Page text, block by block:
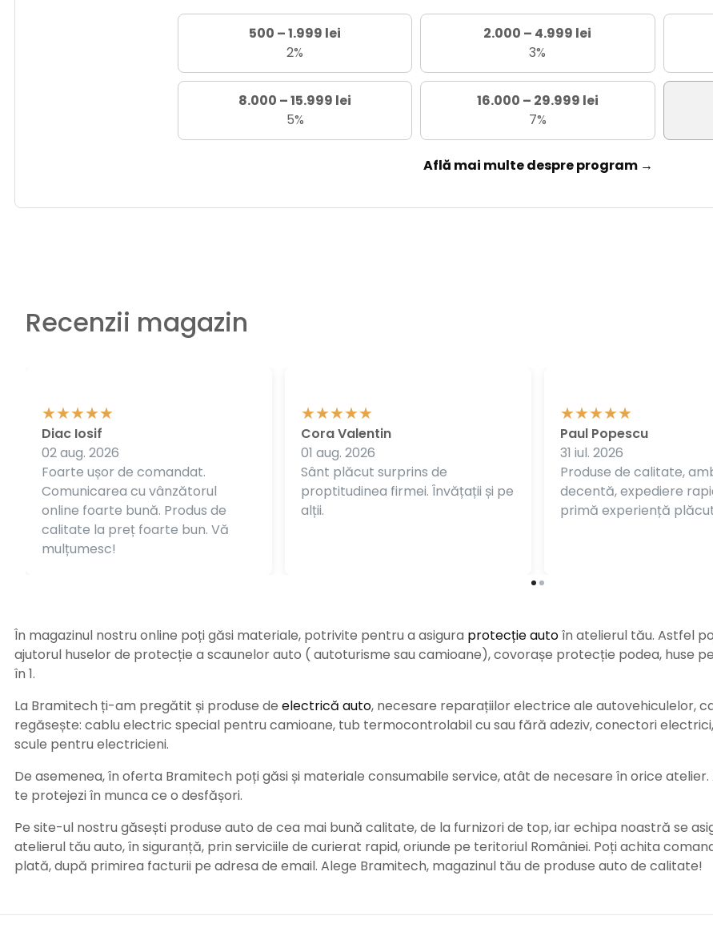
500 – 1.999 lei
2%
2.000 – 4.999 lei
3%
8.000 – 15.999 lei
5%
16.000 – 29.999 lei
7%
Află mai multe despre program →
Recenzii magazin
Foarte ușor de comandat.
Comunicarea cu vânzătorul
online foarte bună. Produs de
calitate la preț foarte bun. Vă
mulțumesc!
Diac Iosif
02 aug. 2026
Sânt plăcut surprins de
proptitudinea firmei. Învățații și pe
alții.
Cora Valentin
01 aug. 2026
Produse de calitate,
decentă, expediere
primă experiență
Paul Popescu
31 iul. 2026
În magazinul nostru online poți găsi materiale, potrivite pentru a asigura protecție autoîn atelierul tău. Astfel
ajutorul huselor de protecție a scaunelor auto ( autoturisme sau camioane), covorașe protecție podea, huse
în 1.
La Bramitech ți-am pregătit și produse de electrică auto, necesare reparațiilor electrice ale autovehiculelor,
regăsește: cablu electric special pentru camioane, tub termocontrolabil cu sau fără adeziv, conectori
scule pentru electricieni.
De asemenea, în oferta Bramitech poți găsi și materiale consumabile service, atât de necesare în orice
te protejezi în munca ce o desfășori.
Pe site-ul nostru găsești produse auto de cea mai bună calitate, de la furnizori de top, iar echipa noastră se
atelierul tău auto, în siguranță, prin serviciile de curierat rapid, oriunde pe teritoriul României. Poți achita
plată, după primirea facturii pe adresa de email. Alege Bramitech, magazinul tău de produse auto de calitate!